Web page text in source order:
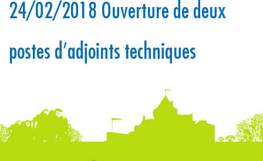
24/02/2018 Ouverture de deux
postes d’adjoints techniques